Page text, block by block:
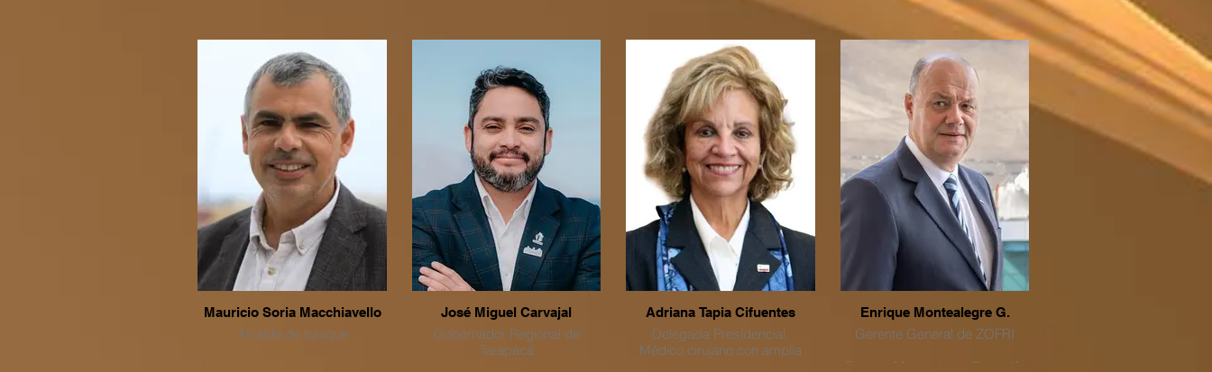
Mauricio Soria Macchiavello
Alcalde de Iquique
Alcalde de I. Municipalidad de
José Miguel Carvajal
Gobernador Regional de
Tarapacá
Adriana Tapia Cifuentes
Delegada Presidencial.
Médico cirujano con amplia
trayectoria en alta dirección
Enrique Montealegre G.
Gerente General de ZOFRI
Enrique Montealegre Gandolfo